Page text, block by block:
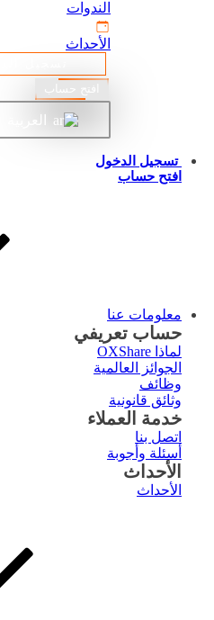
الندوات
الأحداث
افتح حساب
العربية
تسجيل الدخول
افتح حساب
معلومات عنا
حساب تعريفي
لماذا OXShare
الجوائز العالمية
وظائف
وثائق قانونية
خدمة العملاء
اتصل بنا
أسئلة وأجوبة
الأحداث
الأحداث